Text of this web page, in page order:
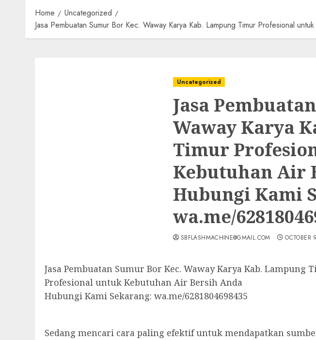
Home
Uncategorized
Jasa Pembuatan Sumur Bor Kec. Waway Karya Kab. Lampung Timur Profesional
Uncategorized
Jasa
Waway Karya
Timur
Kebutuhan Air
Hubungi Kami
wa.me/
SBFLASHMACHINE@GMAIL.COM OCTOBER
Jasa Pembuatan Sumur Bor Kec. Waway Karya Kab. Lampung
Profesional untuk Kebutuhan Air Bersih Anda
Hubungi Kami Sekarang: wa.me/6281804698435
Sedang mencari cara paling efektif untuk mendapatkan